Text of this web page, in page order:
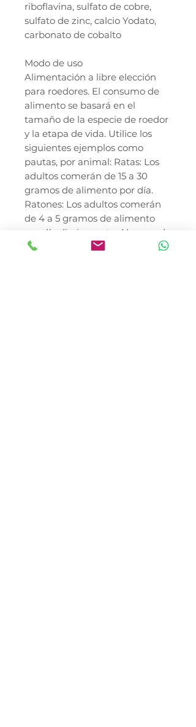
riboflavina, sulfato de cobre,
sulfato de zinc, calcio Yodato,
carbonato de cobalto
Modo de uso
Alimentación a libre elección
para roedores. El consumo de
alimento se basará en el
tamaño de la especie de roedor
y la etapa de vida. Utilice los
siguientes ejemplos como
pautas, por animal: Ratas: Los
adultos comerán de 15 a 30
gramos de alimento por día.
Ratones: Los adultos comerán
de 4 a 5 gramos de alimento
por día diariamente. Algunas de
las cepas más grandes pueden